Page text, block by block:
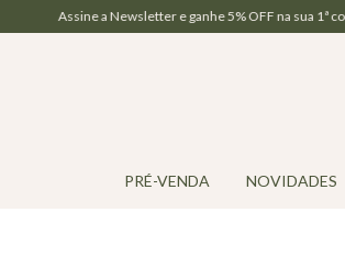
Assine a Newsletter e ganhe 5% OFF na sua 1ª compra |
PRÉ-VENDA NOVIDADES